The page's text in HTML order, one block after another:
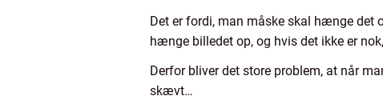
Det er fordi, man måske skal hænge det
hænge billedet op, og hvis det ikke er
Derfor bliver det store problem, at når
skævt…